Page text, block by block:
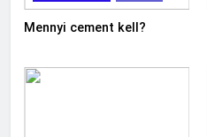
Mennyi cement kell?